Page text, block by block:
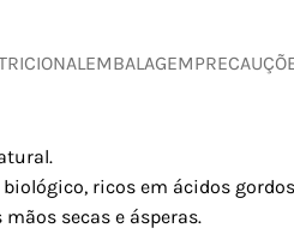
EMBALAGEM
ricos em ácidos
secas e ásperas.